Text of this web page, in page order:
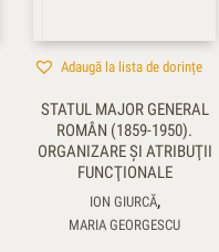
Adaugă la lista de dorințe
STATUL MAJOR GENERAL
ROMÂN (1859-1950).
ORGANIZARE ŞI ATRIBUŢII
FUNCŢIONALE
ION GIURCĂ,
MARIA GEORGESCU